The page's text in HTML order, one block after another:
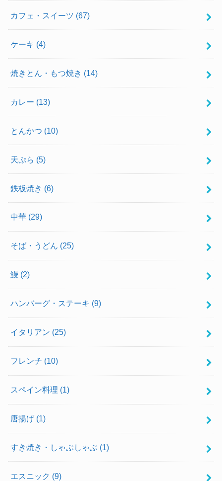
カフェ・スイーツ (67)
ケーキ (4)
焼きとん・もつ焼き (14)
カレー (13)
とんかつ (10)
天ぷら (5)
鉄板焼き (6)
中華 (29)
そば・うどん (25)
鰻 (2)
ハンバーグ・ステーキ (9)
イタリアン (25)
フレンチ (10)
スペイン料理 (1)
唐揚げ (1)
すき焼き・しゃぶしゃぶ (1)
エスニック (9)